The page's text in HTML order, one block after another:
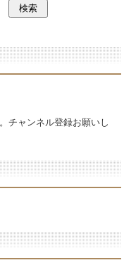
チャンネル登録お願いし